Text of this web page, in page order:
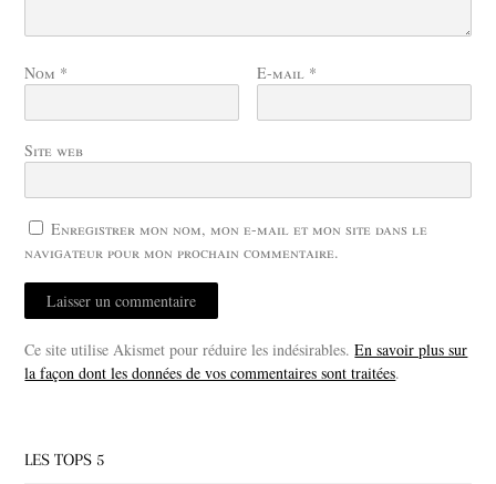
Nom * E-mail *
Site web
Enregistrer mon nom, mon e-mail et mon site dans le
navigateur pour mon prochain commentaire.
Ce site utilise Akismet pour réduire les indésirables.En savoir plus sur
la façon dont les données de vos commentaires sont traitées.
LES TOPS 5